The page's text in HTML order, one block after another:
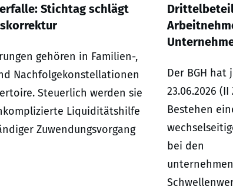
Stichtag schlägt
gehören in Familien-,
Nachfolgekonstellationen
Steuerlich werden sie
Liquiditätshilfe
Zuwendungsvorgang
Der BGH hat
23.06.2026
Bestehen
bei den